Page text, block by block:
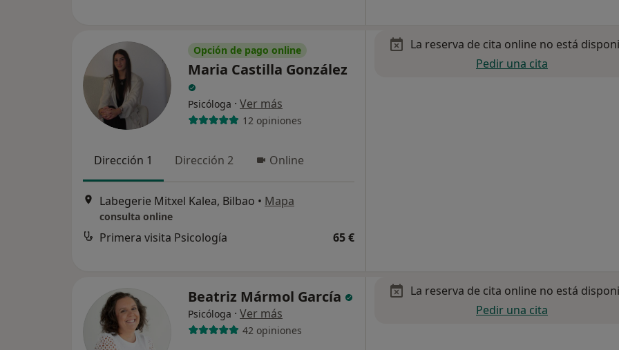
Opción de pago online
Maria Castilla González
Psicóloga · Ver más
12 opiniones
Dirección 1 Dirección 2 Online
Labegerie Mitxel Kalea, Bilbao • Mapa
consulta online
Primera visita Psicología 65 €
La reserva de cita online no está
Pedir una cita
Beatriz Mármol García
Psicóloga · Ver más
42 opiniones
La reserva de cita online no está
Pedir una cita